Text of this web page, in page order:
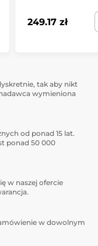
249.17 zł
tak aby nikt
wymieniona
od ponad 15 lat.
ponad 50 000
w naszej ofercie
w dowolnym